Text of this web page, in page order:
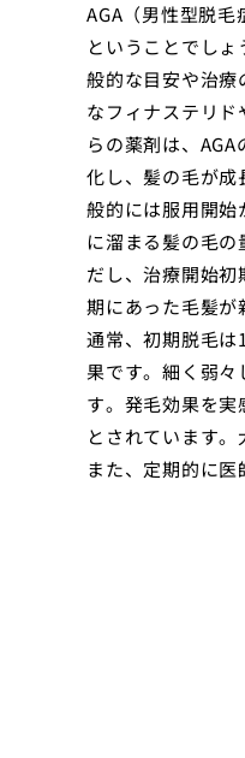
AGA（男性型脱
ということでし
般的な目安や治療
なフィナステリ
らの薬剤は、
化し、髪の毛が
般的には服用開
に溜まる髪の毛
だし、治療開始
期にあった毛髪が
通常、初期脱毛
果です。細く弱
す。発毛効果を
とされています
また、定期的に